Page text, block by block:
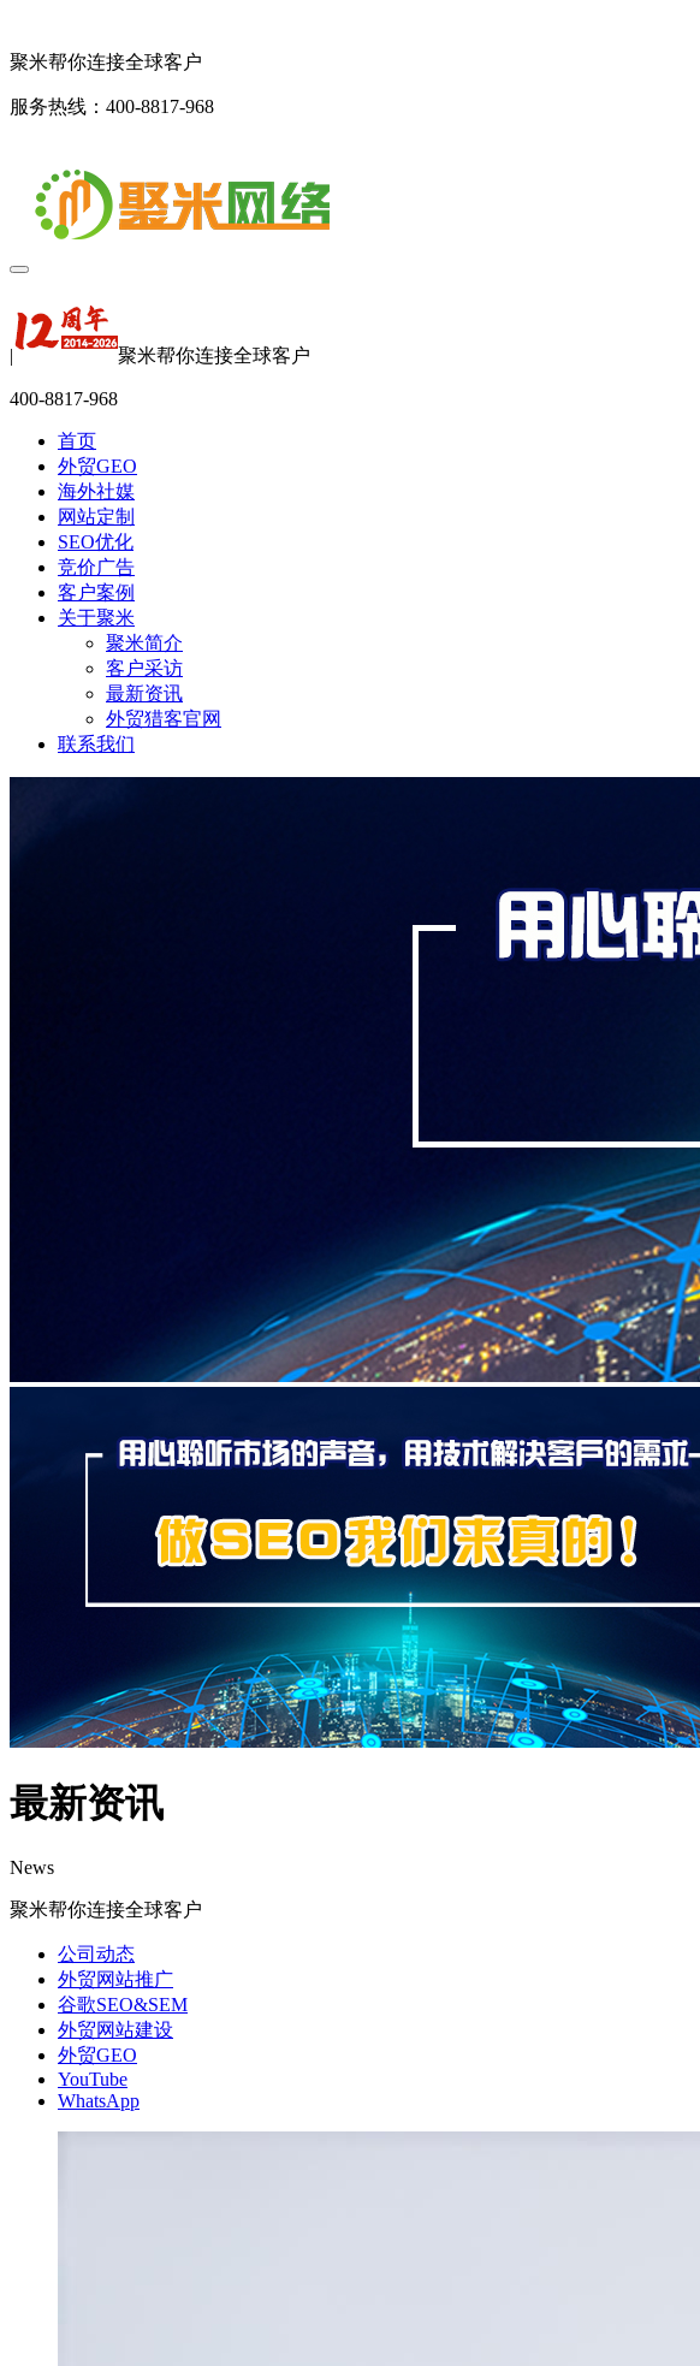
聚米帮你连接全球客户
服务热线：400-8817-968
| 聚米帮你连接全球客户
400-8817-968
首页
外贸GEO
海外社媒
网站定制
SEO优化
竞价广告
客户案例
关于聚米
聚米简介
客户采访
最新资讯
外贸猎客官网
联系我们
最新资讯
News
聚米帮你连接全球客户
公司动态
外贸网站推广
谷歌SEO&SEM
外贸网站建设
外贸GEO
YouTube
WhatsApp